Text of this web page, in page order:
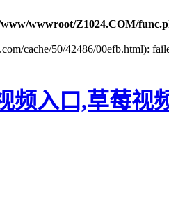
www/wwwroot/Z1024.COM/
cache/50/42486/00efb.html):
频入口,草莓视